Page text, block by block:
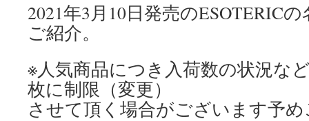
2021年3月10日発売のESOTERIC
ご紹介。
※人気商品につき入荷数の状況な
枚に制限（変更）
させて頂く場合がございます予